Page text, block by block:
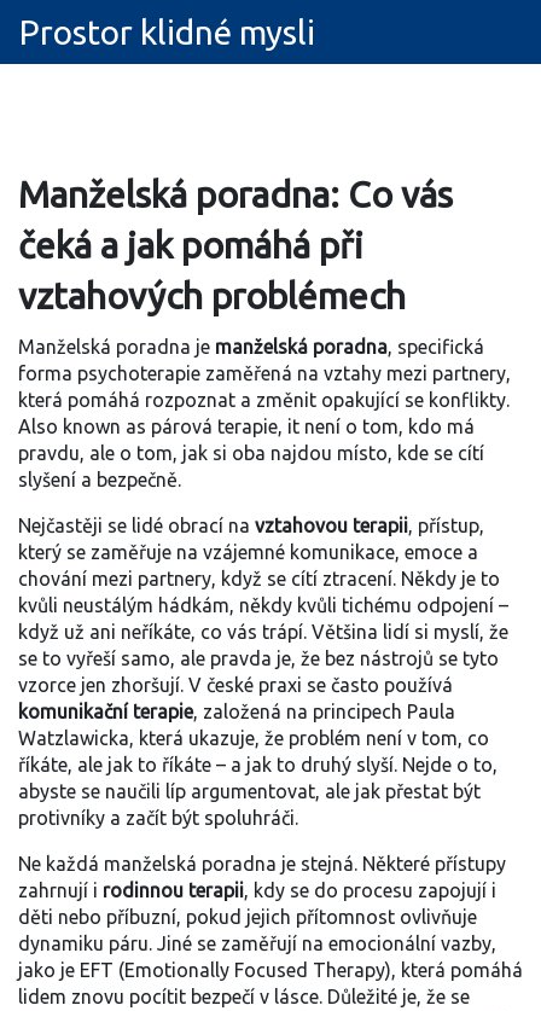
Prostor klidné mysli
Manželská poradna: Co vás
čeká a jak pomáhá při
vztahových problémech
Manželská poradna je manželská poradna, specifická
forma psychoterapie zaměřená na vztahy mezi partnery,
která pomáhá rozpoznat a změnit opakující se konflikty.
Also known as párová terapie, it není o tom, kdo má
pravdu, ale o tom, jak si oba najdou místo, kde se cítí
slyšení a bezpečně.
Nejčastěji se lidé obrací na vztahovou terapii, přístup,
který se zaměřuje na vzájemné komunikace, emoce a
chování mezi partnery, když se cítí ztracení. Někdy je to
kvůli neustálým hádkám, někdy kvůli tichému odpojení –
když už ani neříkáte, co vás trápí. Většina lidí si myslí, že
se to vyřeší samo, ale pravda je, že bez nástrojů se tyto
vzorce jen zhoršují. V české praxi se často používá
komunikační terapie, založená na principech Paula
Watzlawicka, která ukazuje, že problém není v tom, co
říkáte, ale jak to říkáte – a jak to druhý slyší. Nejde o to,
abyste se naučili líp argumentovat, ale jak přestat být
protivníky a začít být spoluhráči.
Ne každá manželská poradna je stejná. Některé přístupy
zahrnují i rodinnou terapii, kdy se do procesu zapojují i
děti nebo příbuzní, pokud jejich přítomnost ovlivňuje
dynamiku páru. Jiné se zaměřují na emocionální vazby,
jako je EFT (Emotionally Focused Therapy), která pomáhá
lidem znovu pocítit bezpečí v lásce. Důležité je, že se